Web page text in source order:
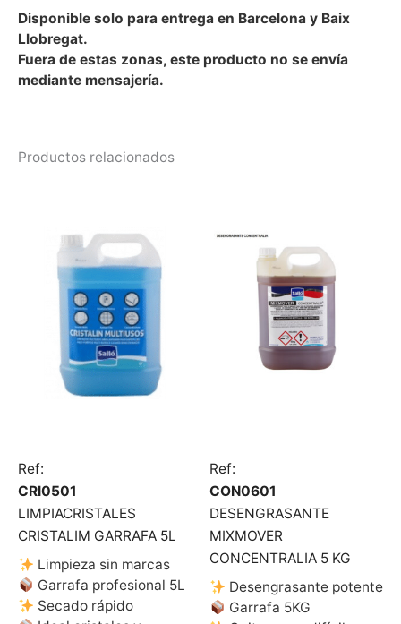
Disponible solo para entrega en Barcelona y Baix
Llobregat.
Fuera de estas zonas, este producto no se envía
mediante mensajería.
Productos relacionados
Ref:
CRI0501
LIMPIACRISTALES
CRISTALIM GARRAFA 5L
Limpieza sin marcas
Garrafa profesional 5L
Secado rápido
Ref:
CON0601
DESENGRASANTE
MIXMOVER
CONCENTRALIA 5 KG
Desengrasante potente
Garrafa 5KG